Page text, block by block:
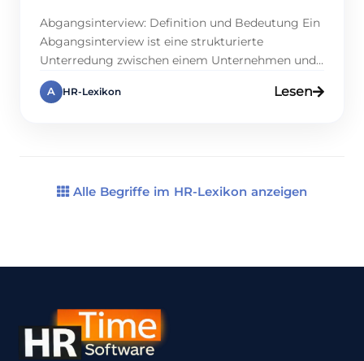
Abgangsinterview: Definition und Bedeutung Ein
Abgangsinterview ist eine strukturierte
Unterredung zwischen einem Unternehmen und
einem Mitarbeiter, der das Unternehmen verlässt.
Ziel dieses Interviews ist es, wertvolle
Interviews bieten die Möglichkeit, ehrliches
A HR-Lexikon Lesen
Alle Begriffe im HR-Lexikon anzeigen